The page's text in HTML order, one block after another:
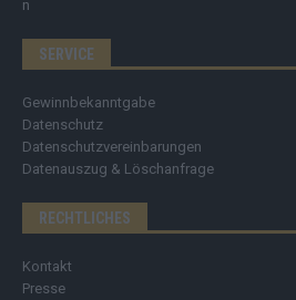
SERVICE
Gewinnbekanntgabe
Datenschutz
Datenschutzvereinbarungen
Datenauszug & Löschanfrage
RECHTLICHES
Kontakt
Presse